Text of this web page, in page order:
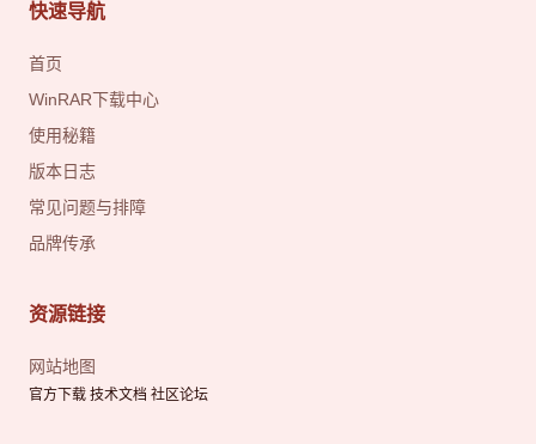
快速导航
首页
WinRAR下载中心
使用秘籍
版本日志
常见问题与排障
品牌传承
资源链接
网站地图
官方下载 技术文档 社区论坛